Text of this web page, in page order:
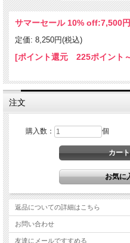
Tekmo Racing テクモ レーシング製
純正のティップから交換するだけの簡
ステンレスのティップは錆びずにいつ
サマーセール 10% off:7,500
定価: 8,250円(税込)
[ポイント還元 225ポイント
注文
購入数： 個
返品についての詳細はこちら
お問い合わせ
友達にメールですすめる